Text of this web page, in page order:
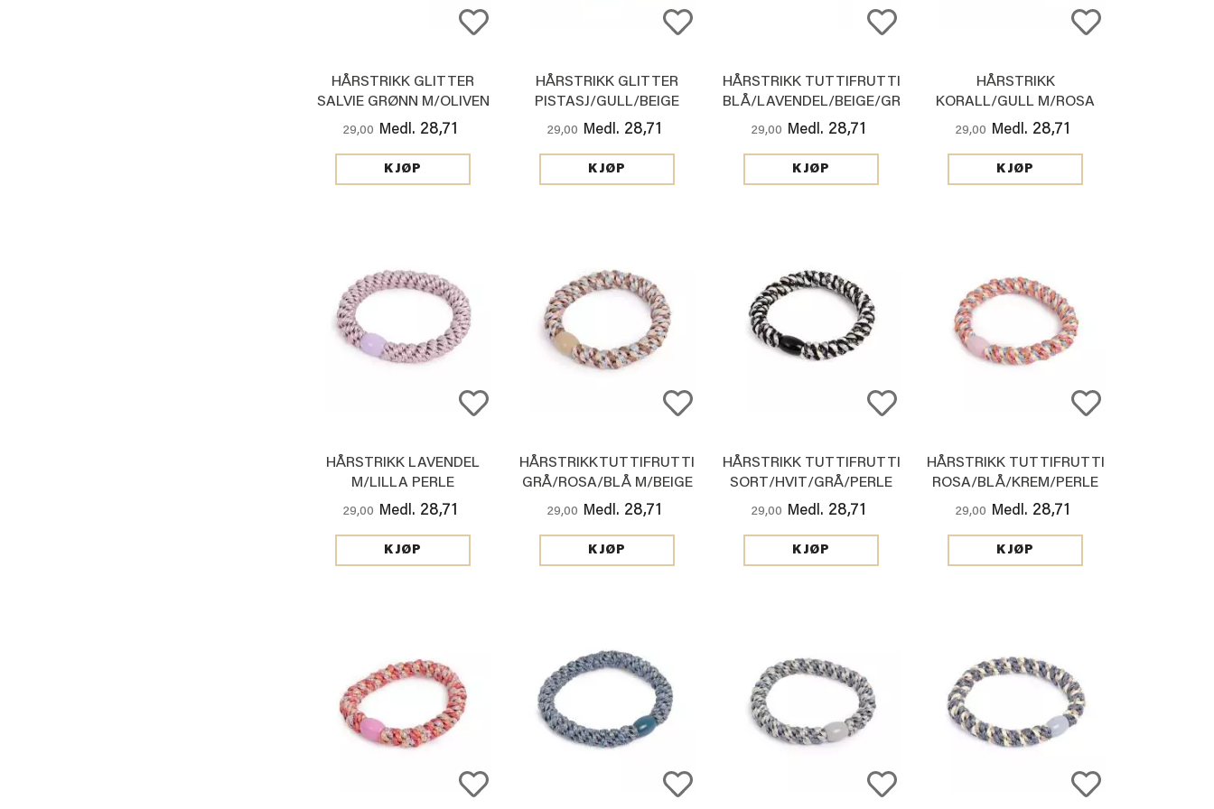
HÅRSTRIKK GLITTER
SALVIE GRØNN M/OLIVEN
PERLE
29,00 Medl. 28,71
KJØP
HÅRSTRIKK GLITTER
PISTASJ/GULL/BEIGE
PERLE
29,00 Medl. 28,71
KJØP
HÅRSTRIKK TUTTIFRUTTI
BLÅ/LAVENDEL/BEIGE/GR
ØNN/PERLE
29,00 Medl. 28,71
KJØP
HÅRSTRIKK
KORALL/GULL M/ROSA
PERLE
29,00 Medl. 28,71
KJØP
HÅRSTRIKK LAVENDEL
M/LILLA PERLE
29,00 Medl. 28,71
KJØP
HÅRSTRIKKTUTTIFRUTTI
GRÅ/ROSA/BLÅ M/BEIGE
29,00 Medl. 28,71
KJØP
HÅRSTRIKK TUTTIFRUTTI
SORT/HVIT/GRÅ/PERLE
29,00 Medl. 28,71
KJØP
HÅRSTRIKK TUTTIFRUTTI
ROSA/BLÅ/KREM/PERLE
29,00 Medl. 28,71
KJØP